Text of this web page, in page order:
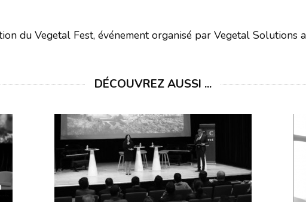
du Vegetal Fest, événement organisé par Vegetal Solutions
DÉCOUVREZ AUSSI ...